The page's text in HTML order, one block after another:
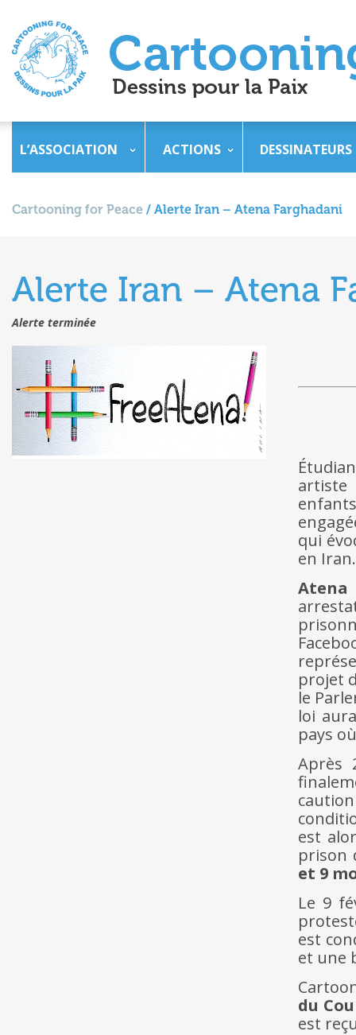
L’ASSOCIATION ACTIONS DESSINATEURS
Cartooning for Peace / Alerte Iran – Atena Farghadani
Alerte Iran – Atena
Alerte terminée
artiste
qui
en Iran.
Atena
projet
le
loi
pays
Après
est
prison
et 9
Le 9
est
et une
du
est